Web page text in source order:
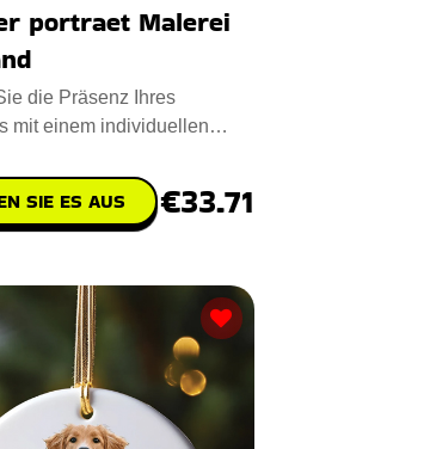
portraet Malerei
die Präsenz Ihres
mit einem individuellen
SIE ES AUS €33.71